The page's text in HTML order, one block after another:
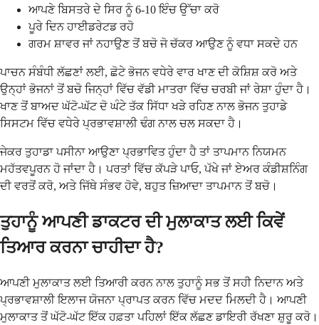
ਆਪਣੇ ਬਿਸਤਰੇ ਦੇ ਸਿਰ ਨੂੰ 6-10 ਇੰਚ ਉੱਚਾ ਕਰੋ
ਪੂਰੇ ਦਿਨ ਹਾਈਡਰੇਟਡ ਰਹੋ
ਗਰਮ ਸ਼ਾਵਰ ਜਾਂ ਨਹਾਉਣ ਤੋਂ ਬਚੋ ਜੋ ਚੱਕਰ ਆਉਣ ਨੂੰ ਵਧਾ ਸਕਦੇ ਹਨ
ਪਾਚਨ ਸੰਬੰਧੀ ਲੱਛਣਾਂ ਲਈ, ਛੋਟੇ ਭੋਜਨ ਵਧੇਰੇ ਵਾਰ ਖਾਣ ਦੀ ਕੋਸ਼ਿਸ਼ ਕਰੋ ਅਤੇ
ਉਨ੍ਹਾਂ ਭੋਜਨਾਂ ਤੋਂ ਬਚੋ ਜਿਨ੍ਹਾਂ ਵਿੱਚ ਵੱਡੀ ਮਾਤਰਾ ਵਿੱਚ ਚਰਬੀ ਜਾਂ ਰੇਸ਼ਾ ਹੁੰਦਾ ਹੈ।
ਖਾਣ ਤੋਂ ਬਾਅਦ ਘੱਟੋ-ਘੱਟ ਦੋ ਘੰਟੇ ਤੱਕ ਸਿੱਧਾ ਖੜੇ ਰਹਿਣ ਨਾਲ ਭੋਜਨ ਤੁਹਾਡੇ
ਸਿਸਟਮ ਵਿੱਚ ਵਧੇਰੇ ਪ੍ਰਭਾਵਸ਼ਾਲੀ ਢੰਗ ਨਾਲ ਚਲ ਸਕਦਾ ਹੈ।
ਜੇਕਰ ਤੁਹਾਡਾ ਪਸੀਨਾ ਆਉਣਾ ਪ੍ਰਭਾਵਿਤ ਹੁੰਦਾ ਹੈ ਤਾਂ ਤਾਪਮਾਨ ਨਿਯਮਨ
ਮਹੱਤਵਪੂਰਨ ਹੋ ਜਾਂਦਾ ਹੈ। ਪਰਤਾਂ ਵਿੱਚ ਕੱਪੜੇ ਪਾਓ, ਪੱਖੇ ਜਾਂ ਏਅਰ ਕੰਡੀਸ਼ਨਿੰਗ
ਦੀ ਵਰਤੋਂ ਕਰੋ, ਅਤੇ ਜਿੱਥੇ ਸੰਭਵ ਹੋਵੇ, ਬਹੁਤ ਜ਼ਿਆਦਾ ਤਾਪਮਾਨ ਤੋਂ ਬਚੋ।
ਤੁਹਾਨੂੰ ਆਪਣੀ ਡਾਕਟਰ ਦੀ ਮੁਲਾਕਾਤ ਲਈ ਕਿਵੇਂ
ਤਿਆਰ ਕਰਨਾ ਚਾਹੀਦਾ ਹੈ?
ਆਪਣੀ ਮੁਲਾਕਾਤ ਲਈ ਤਿਆਰੀ ਕਰਨ ਨਾਲ ਤੁਹਾਨੂੰ ਸਭ ਤੋਂ ਸਹੀ ਨਿਦਾਨ ਅਤੇ
ਪ੍ਰਭਾਵਸ਼ਾਲੀ ਇਲਾਜ ਯੋਜਨਾ ਪ੍ਰਾਪਤ ਕਰਨ ਵਿੱਚ ਮਦਦ ਮਿਲਦੀ ਹੈ। ਆਪਣੀ
ਮੁਲਾਕਾਤ ਤੋਂ ਘੱਟੋ-ਘੱਟ ਇੱਕ ਹਫ਼ਤਾ ਪਹਿਲਾਂ ਇੱਕ ਲੱਛਣ ਡਾਇਰੀ ਰੱਖਣਾ ਸ਼ੁਰੂ ਕਰੋ।